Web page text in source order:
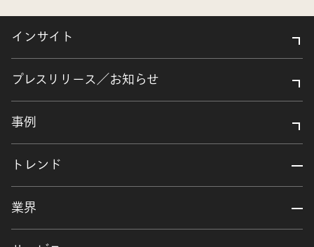
インサイト
プレスリリース／お知らせ
事例
トレンド
業界